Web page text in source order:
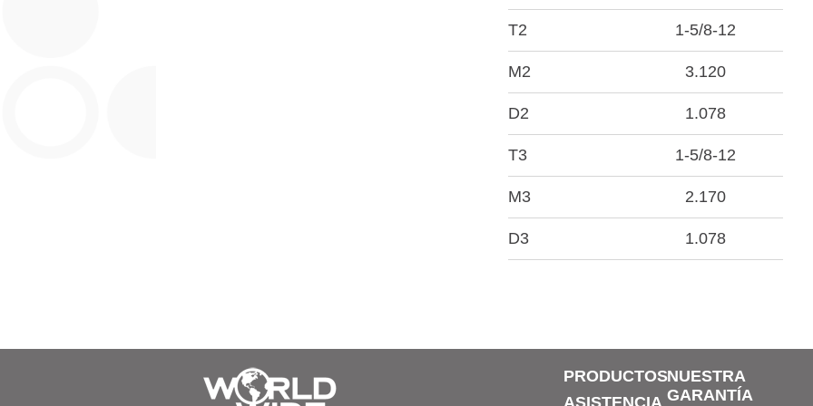
T2 1-5/8-12
M2 3.120
D2 1.078
T3 1-5/8-12
M3 2.170
D3 1.078
PRODUCTOS
ASISTENCIA
NUESTRA
GARANTÍA